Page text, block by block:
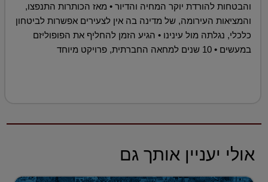
והבטחות להורדת יוקר המחיה והדיור • מאז הכותרות התנפצו,
והמציאות העירומה, של מדינה בה אין לצעירים אפשרות לביטחון
כלכלי, נגלתה מול עינינו • הגיע הזמן להחליף את הפופוליזם
במעשים • 10 שנים למחאה החברתית, פרויקט מיוחד
אולי יעניין אותך גם